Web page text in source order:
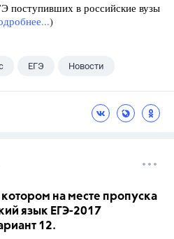
поступивших в российские вузы
)
ЕГЭ Новости
на месте пропуска
язык ЕГЭ-2017
12.